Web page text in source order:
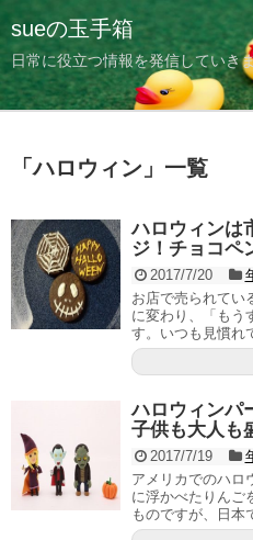
sueの玉手箱
日常に役立つ情報を発信していき
「ハロウィン 」 一覧
ハロウィンは
ジ！チョコペ
2017/7/20
お店で売られてい
に変わり、「もう
す。いつも見慣れ
ハロウィンパ
子供も大人も
2017/7/19
アメリカでのハロ
に浮かべたりんご
ものですが、日本